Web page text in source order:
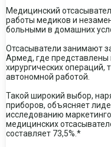
Медицинский
работы медиков и
больными в домашних
Отсасыватели занимают
Армед, где представлены
хирургических операций,
автономной работой.
Такой широкий выбор,
приборов, объясняет
исследованию
медицинских
составляет 73,5%.*